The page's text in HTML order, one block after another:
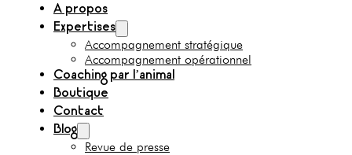
A propos
Expertises
Accompagnement stratégique
Accompagnement opérationnel
Coaching par l’animal
Boutique
Contact
Blog
Revue de presse